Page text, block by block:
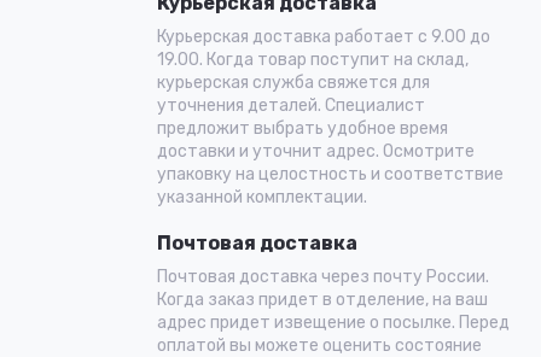
Курьерская доставка работает с 9.00 до
19.00. Когда товар поступит на склад,
курьерская служба свяжется для
уточнения деталей. Специалист
предложит выбрать удобное время
доставки и уточнит адрес. Осмотрите
упаковку на целостность и соответствие
указанной комплектации.
Почтовая доставка
Почтовая доставка через почту России.
Когда заказ придет в отделение, на ваш
адрес придет извещение о посылке. Перед
оплатой вы можете оценить состояние